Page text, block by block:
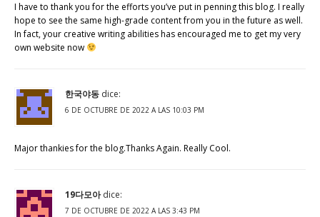
I have to thank you for the efforts you’ve put in penning this blog. I really
hope to see the same high-grade content from you in the future as well.
In fact, your creative writing abilities has encouraged me to get my very
own website now
한국야동 dice:
6 DE OCTUBRE DE 2022 A LAS 10:03 PM
Major thankies for the blog.Thanks Again. Really Cool.
19다모아 dice:
7 DE OCTUBRE DE 2022 A LAS 3:43 PM